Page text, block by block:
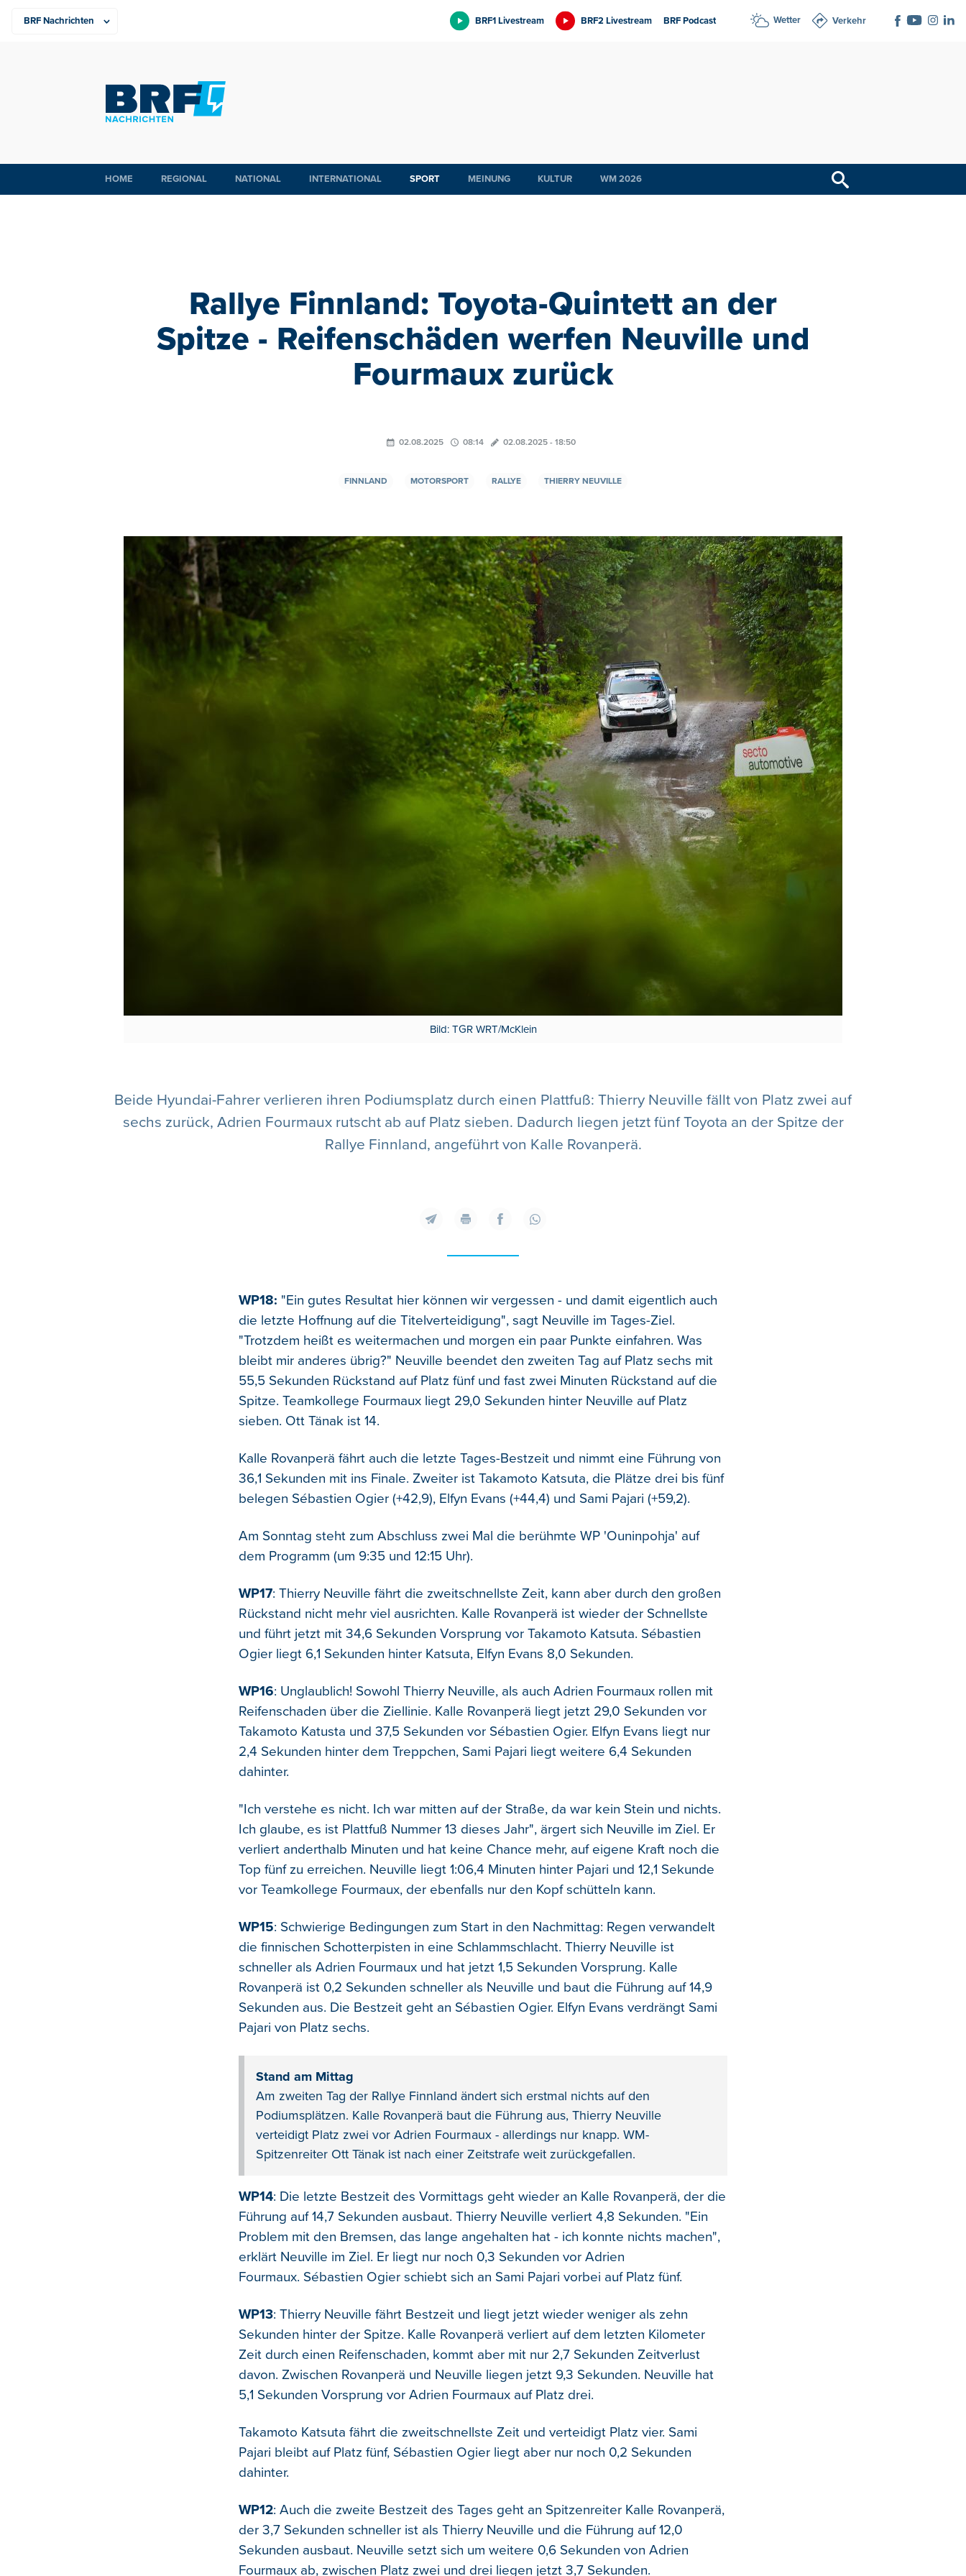
BRF1 Livestream BRF2 Livestream BRF Podcast Wetter Verkehr
HOME REGIONAL NATIONAL INTERNATIONAL SPORT MEINUNG KULTUR WM 2026
Rallye Finnland: Toyota-Quintett an der
Spitze - Reifenschäden werfen Neuville und
Fourmaux zurück
02.08.2025 08:14 02.08.2025 - 18:50
FINNLAND MOTORSPORT RALLYE THIERRY NEUVILLE
Bild: TGR WRT/McKlein
Beide Hyundai-Fahrer verlieren ihren Podiumsplatz durch einen Plattfuß: Thierry Neuville fällt von Platz zwei auf
sechs zurück, Adrien Fourmaux rutscht ab auf Platz sieben. Dadurch liegen jetzt fünf Toyota an der Spitze der
Rallye Finnland, angeführt von Kalle Rovanperä.
WP18: "Ein gutes Resultat hier können wir vergessen - und damit eigentlich auch
die letzte Hoffnung auf die Titelverteidigung", sagt Neuville im Tages-Ziel.
"Trotzdem heißt es weitermachen und morgen ein paar Punkte einfahren. Was
bleibt mir anderes übrig?" Neuville beendet den zweiten Tag auf Platz sechs mit
55,5 Sekunden Rückstand auf Platz fünf und fast zwei Minuten Rückstand auf die
Spitze. Teamkollege Fourmaux liegt 29,0 Sekunden hinter Neuville auf Platz
sieben. Ott Tänak ist 14.
Kalle Rovanperä fährt auch die letzte Tages-Bestzeit und nimmt eine Führung von
36,1 Sekunden mit ins Finale. Zweiter ist Takamoto Katsuta, die Plätze drei bis fünf
belegen Sébastien Ogier (+42,9), Elfyn Evans (+44,4) und Sami Pajari (+59,2).
Am Sonntag steht zum Abschluss zwei Mal die berühmte WP 'Ouninpohja' auf
dem Programm (um 9:35 und 12:15 Uhr).
WP17: Thierry Neuville fährt die zweitschnellste Zeit, kann aber durch den großen
Rückstand nicht mehr viel ausrichten. Kalle Rovanperä ist wieder der Schnellste
und führt jetzt mit 34,6 Sekunden Vorsprung vor Takamoto Katsuta. Sébastien
Ogier liegt 6,1 Sekunden hinter Katsuta, Elfyn Evans 8,0 Sekunden.
WP16: Unglaublich! Sowohl Thierry Neuville, als auch Adrien Fourmaux rollen mit
Reifenschaden über die Ziellinie. Kalle Rovanperä liegt jetzt 29,0 Sekunden vor
Takamoto Katusta und 37,5 Sekunden vor Sébastien Ogier. Elfyn Evans liegt nur
2,4 Sekunden hinter dem Treppchen, Sami Pajari liegt weitere 6,4 Sekunden
dahinter.
"Ich verstehe es nicht. Ich war mitten auf der Straße, da war kein Stein und nichts.
Ich glaube, es ist Plattfuß Nummer 13 dieses Jahr", ärgert sich Neuville im Ziel. Er
verliert anderthalb Minuten und hat keine Chance mehr, auf eigene Kraft noch die
Top fünf zu erreichen. Neuville liegt 1:06,4 Minuten hinter Pajari und 12,1 Sekunde
vor Teamkollege Fourmaux, der ebenfalls nur den Kopf schütteln kann.
WP15: Schwierige Bedingungen zum Start in den Nachmittag: Regen verwandelt
die finnischen Schotterpisten in eine Schlammschlacht. Thierry Neuville ist
schneller als Adrien Fourmaux und hat jetzt 1,5 Sekunden Vorsprung. Kalle
Rovanperä ist 0,2 Sekunden schneller als Neuville und baut die Führung auf 14,9
Sekunden aus. Die Bestzeit geht an Sébastien Ogier. Elfyn Evans verdrängt Sami
Pajari von Platz sechs.
Stand am Mittag
Am zweiten Tag der Rallye Finnland ändert sich erstmal nichts auf den
Podiumsplätzen. Kalle Rovanperä baut die Führung aus, Thierry Neuville
verteidigt Platz zwei vor Adrien Fourmaux - allerdings nur knapp. WM-
Spitzenreiter Ott Tänak ist nach einer Zeitstrafe weit zurückgefallen.
WP14: Die letzte Bestzeit des Vormittags geht wieder an Kalle Rovanperä, der die
Führung auf 14,7 Sekunden ausbaut. Thierry Neuville verliert 4,8 Sekunden. "Ein
Problem mit den Bremsen, das lange angehalten hat - ich konnte nichts machen",
erklärt Neuville im Ziel. Er liegt nur noch 0,3 Sekunden vor Adrien
Fourmaux. Sébastien Ogier schiebt sich an Sami Pajari vorbei auf Platz fünf.
WP13: Thierry Neuville fährt Bestzeit und liegt jetzt wieder weniger als zehn
Sekunden hinter der Spitze. Kalle Rovanperä verliert auf dem letzten Kilometer
Zeit durch einen Reifenschaden, kommt aber mit nur 2,7 Sekunden Zeitverlust
davon. Zwischen Rovanperä und Neuville liegen jetzt 9,3 Sekunden. Neuville hat
5,1 Sekunden Vorsprung vor Adrien Fourmaux auf Platz drei.
Takamoto Katsuta fährt die zweitschnellste Zeit und verteidigt Platz vier. Sami
Pajari bleibt auf Platz fünf, Sébastien Ogier liegt aber nur noch 0,2 Sekunden
dahinter.
WP12: Auch die zweite Bestzeit des Tages geht an Spitzenreiter Kalle Rovanperä,
der 3,7 Sekunden schneller ist als Thierry Neuville und die Führung auf 12,0
Sekunden ausbaut. Neuville setzt sich um weitere 0,6 Sekunden von Adrien
Fourmaux ab, zwischen Platz zwei und drei liegen jetzt 3,7 Sekunden.